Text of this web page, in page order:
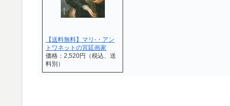
【送料無料】マリ-・アン
トワネットの宮廷画家
価格：2,520円（税込、送
料別）